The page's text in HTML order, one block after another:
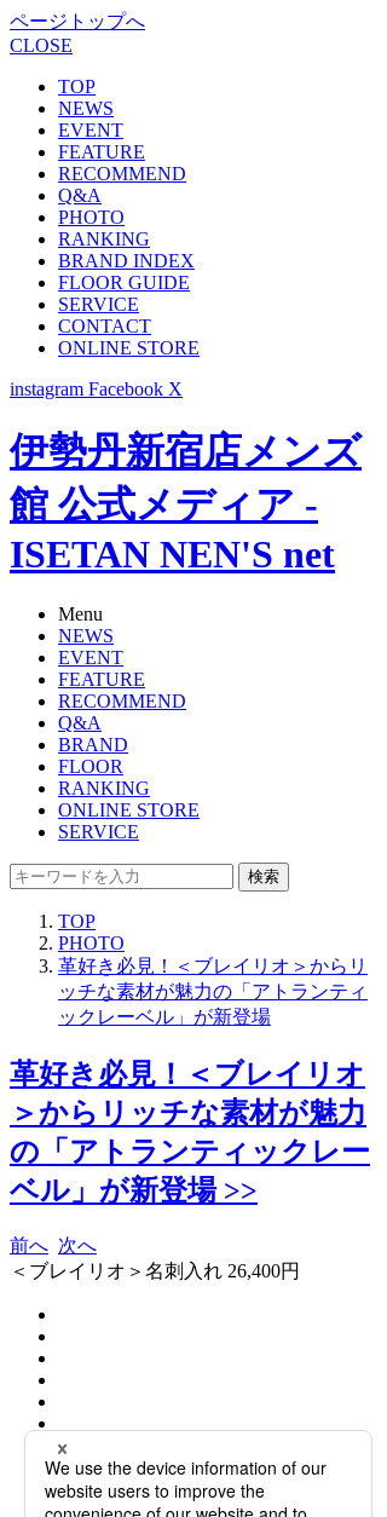
ページトップへ
CLOSE
TOP
NEWS
EVENT
FEATURE
RECOMMEND
Q&A
PHOTO
RANKING
BRAND INDEX
FLOOR GUIDE
SERVICE
CONTACT
ONLINE STORE
instagram Facebook X
伊勢丹新宿店メンズ
館 公式メディア -
ISETAN NEN'S net
Menu
NEWS
EVENT
FEATURE
RECOMMEND
Q&A
BRAND
FLOOR
RANKING
ONLINE STORE
SERVICE
検索
TOP
PHOTO
革好き必見！＜ブレイリオ＞からリ
ッチな素材が魅力の「アトランティ
ックレーベル」が新登場
革好き必見！＜ブレイリオ
＞からリッチな素材が魅力
の「アトランティックレー
ベル」が新登場 >>
前へ 次へ
＜ブレイリオ＞名刺入れ 26,400円